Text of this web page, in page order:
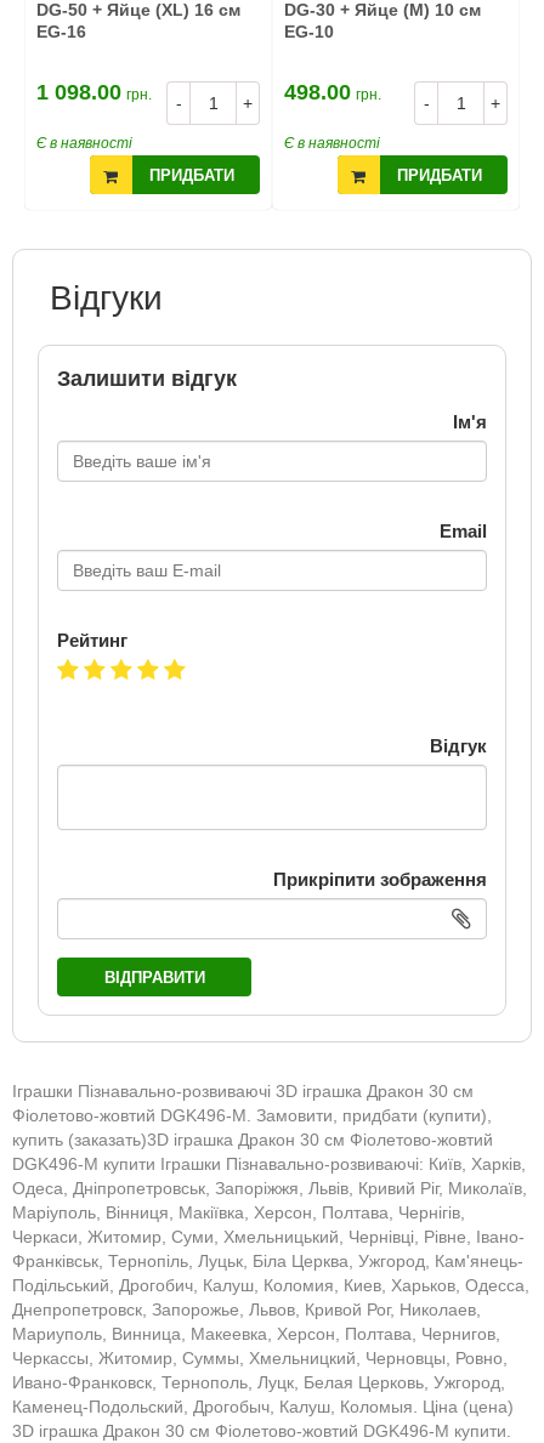
DG-50 + Яйце (XL) 16 см
EG-16
- +
1 098.00 грн.
Є в наявності
ПРИДБАТИ
DG-30 + Яйце (M) 10 см
EG-10
- +
498.00 грн.
Є в наявності
ПРИДБАТИ
Відгуки
Залишити відгук
Ім'я
Email
Рейтинг
Відгук
Прикріпити зображення
ВІДПРАВИТИ
Іграшки Пізнавально-розвиваючі 3D іграшка Дракон 30 см
Фіолетово-жовтий DGK496-M. Замовити, придбати (купити),
купить (заказать)3D іграшка Дракон 30 см Фіолетово-жовтий
DGK496-M купити Іграшки Пізнавально-розвиваючі: Київ, Харків,
Одеса, Дніпропетровськ, Запоріжжя, Львів, Кривий Ріг, Миколаїв,
Маріуполь, Вінниця, Макіївка, Херсон, Полтава, Чернігів,
Черкаси, Житомир, Суми, Хмельницький, Чернівці, Рівне, Івано-
Франківськ, Тернопіль, Луцьк, Біла Церква, Ужгород, Кам'янець-
Подільський, Дрогобич, Калуш, Коломия, Киев, Харьков, Одесса,
Днепропетровск, Запорожье, Львов, Кривой Рог, Николаев,
Мариуполь, Винница, Макеевка, Херсон, Полтава, Чернигов,
Черкассы, Житомир, Суммы, Хмельницкий, Черновцы, Ровно,
Ивано-Франковск, Тернополь, Луцк, Белая Церковь, Ужгород,
Каменец-Подольский, Дрогобыч, Калуш, Коломыя. Ціна (цена)
3D іграшка Дракон 30 см Фіолетово-жовтий DGK496-M купити.